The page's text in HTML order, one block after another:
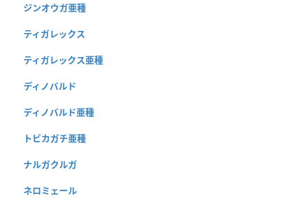
ジンオウガ亜種
ティガレックス
ティガレックス亜種
ディノバルド
ディノバルド亜種
トビカガチ亜種
ナルガクルガ
ネロミェール